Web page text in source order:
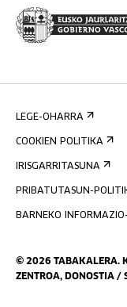
© 2026 TABAKALERA.
ZENTROA, DONOSTIA /
LEGE-OHARRA
COOKIEN POLITIKA
IRISGARRITASUNA
PRIBATUTASUN-
BARNEKO